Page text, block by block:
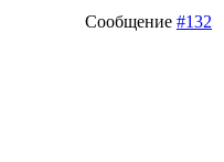
Сообщение #132